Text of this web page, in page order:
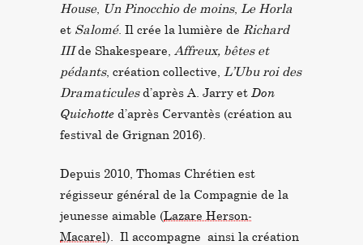
House, Un Pinocchio de moins, Le Horla
et Salomé. Il crée la lumière de Richard
IIIde Shakespeare, Affreux, bêtes et
pédants, création collective,
L’Ubu roi des
Dramaticulesd’après A. Jarry et Don
Quichotte d’après Cervantès (création au
festival de Grignan 2016).
Depuis 2010, Thomas Chrétien est
régisseur général de la Compagnie de la
jeunesse aimable (Lazare Herson-
Macarel). Il accompagne ainsi la création